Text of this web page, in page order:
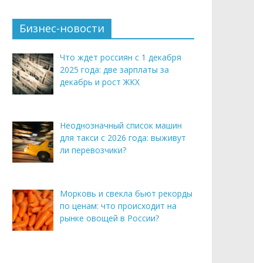
Бизнес-новости
Что ждет россиян с 1 декабря
2025 года: две зарплаты за
декабрь и рост ЖКХ
Неоднозначный список машин
для такси с 2026 года: выживут
ли перевозчики?
Морковь и свекла бьют рекорды
по ценам: что происходит на
рынке овощей в России?